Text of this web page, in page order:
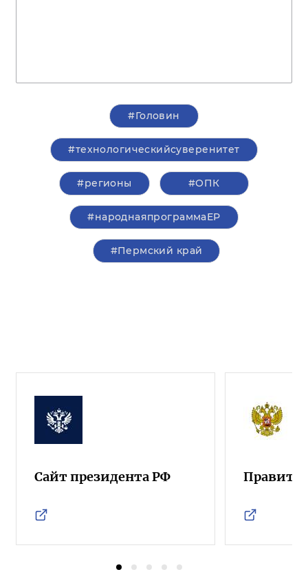
#Головин
#технологическийсуверенитет
#регионы #ОПК
#народнаяпрограммаЕР
#Пермский край
Сайт президента РФ